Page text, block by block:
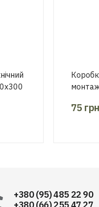
75
+380 (95) 485 22 90